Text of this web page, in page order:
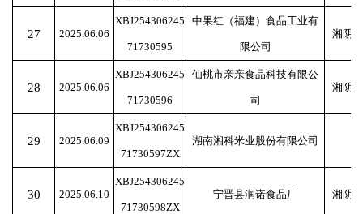
27 2025.06.06
XBJ254306245
71730595
中果红（福建）食品工业有
限公司
湘阴
28 2025.06.06
XBJ254306245
71730596
仙桃市亲亲食品科技有限公
司
湘阴
29 2025.06.09
XBJ254306245
71730597ZX
湖南湘科米业股份有限公司
30 2025.06.10
XBJ254306245
71730598ZX
宁晋县润诺食品厂 湘阴